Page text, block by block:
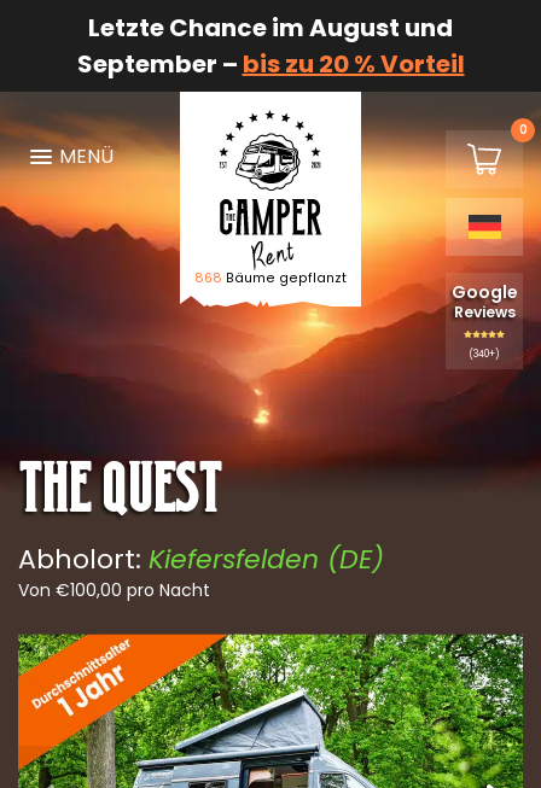
Letzte Chance im August und
September – bis zu 20 % Vorteil
MENÜ
Logo The Camper Rent
868 Bäume gepflanzt
€0,00 0
Google
Reviews
(340+)
The Quest
Abholort: Kiefersfelden (DE)
Von €100,00 pro Nacht